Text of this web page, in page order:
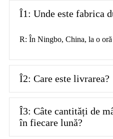
Î1: Unde este fabrica
R: În Ningbo, China, la o oră
Î2: Care este livrarea?
Î3: Câte cantități de
în fiecare lună?